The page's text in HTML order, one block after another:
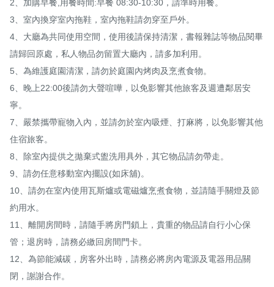
2、加購早餐,用餐時間:早餐 08:30-10:30，請準時用餐。
3、室內換穿室內拖鞋，室內拖鞋請勿穿至戶外。
4、大廳為共同使用空間，使用後請保持清潔，書報雜誌等物品閱畢
請歸回原處，私人物品勿留置大廳內，請多加利用。
5、為維護庭園清潔，請勿於庭園內烤肉及烹煮食物。
6、晚上22:00後請勿大聲喧嘩，以免影響其他旅客及週遭鄰居安
寧。
7、嚴禁攜帶寵物入內，並請勿於室內吸煙、打麻將，以免影響其他
住宿旅客。
8、除室內提供之拋棄式盥洗用具外，其它物品請勿帶走。
9、請勿任意移動室內擺設(如床舖)。
10、請勿在室內使用瓦斯爐或電磁爐烹煮食物，並請隨手關燈及節
約用水。
11、離開房間時，請隨手將房門鎖上，貴重的物品請自行小心保
管；退房時，請務必繳回房間門卡。
12、為節能減碳，房客外出時，請務必將房內電源及電器用品關
閉，謝謝合作。